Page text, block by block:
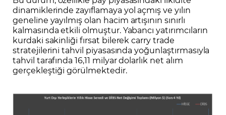
dinamiklerinde zayıflamaya yol açmış ve yılın
geneline yayılmış olan hacim artışının sınırlı
kalmasında etkili olmuştur. Yabancı yatırımcıların
kurdaki sakinliği fırsat bilerek carry trade
stratejilerini tahvil piyasasında yoğunlaştırmasıyla
tahvil tarafında 16,11 milyar dolarlık net alım
gerçekleştiği görülmektedir.